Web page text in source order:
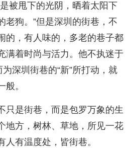
被甩下的光阴，晒着太阳下
老狗。”但是深圳的街巷，不
的，有人味的，多老的巷子都
满着时尚与活力。他不执迷于
深圳街巷的“新”所打动，就
。
只是街巷，而是包罗万象的生
地方，树林、草地，所见一花
有温度处，皆街巷。